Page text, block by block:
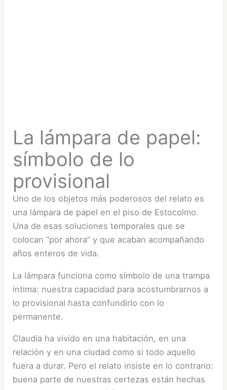
La lámpara de papel:
símbolo de lo
provisional
Uno de los objetos más poderosos del relato es
una lámpara de papel en el piso de Estocolmo.
Una de esas soluciones temporales que se
colocan “por ahora” y que acaban acompañando
años enteros de vida.
La lámpara funciona como símbolo de una trampa
íntima: nuestra capacidad para acostumbrarnos a
lo provisional hasta confundirlo con lo
permanente.
Claudia ha vivido en una habitación, en una
relación y en una ciudad como si todo aquello
fuera a durar. Pero el relato insiste en lo contrario:
buena parte de nuestras certezas están hechas